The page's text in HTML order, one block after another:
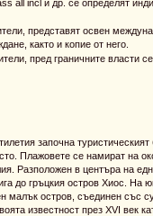
all incl и др. се определят
представят освен
както и копие от него.
пред граничните власти
започна
Плажовете се намират на
Разположен в центъра на
до гръцкия остров Хиос. На
остров, съединен със
известност през XVI век